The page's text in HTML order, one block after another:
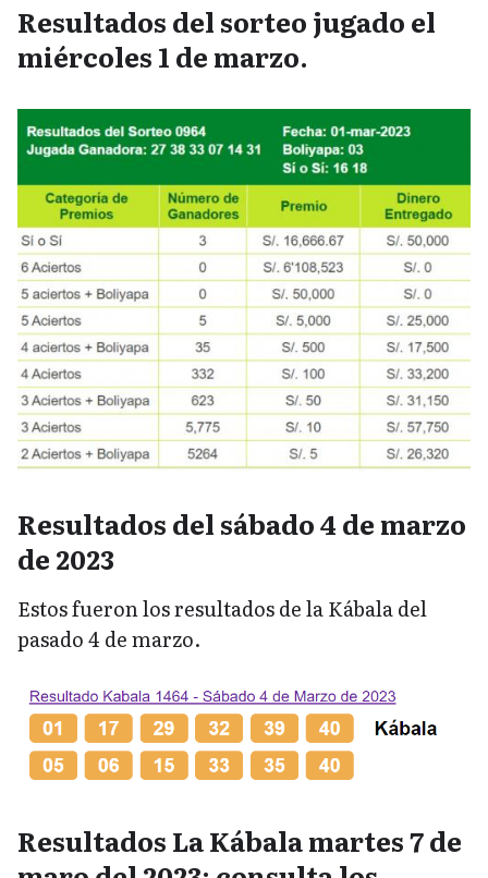
Resultados del sorteo jugado el
miércoles 1 de marzo.
Resultados del sábado 4 de marzo
de 2023
Estos fueron los resultados de la Kábala del
pasado 4 de marzo.
Resultados La Kábala martes 7 de